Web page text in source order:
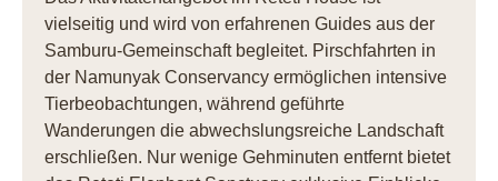
vielseitig und wird von erfahrenen Guides aus der
Samburu-Gemeinschaft begleitet. Pirschfahrten in
der Namunyak Conservancy ermöglichen intensive
Tierbeobachtungen, während geführte
Wanderungen die abwechslungsreiche Landschaft
erschließen. Nur wenige Gehminuten entfernt bietet